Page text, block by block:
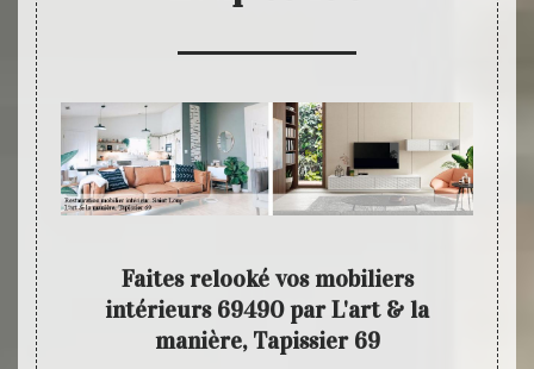
de
Faites relooké vos mobiliers
intérieurs 69490 par L'art & la
manière, Tapissier 69
un